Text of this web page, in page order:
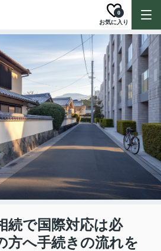
お気に入り
0
続で国際対応は必
方へ手続きの流れを